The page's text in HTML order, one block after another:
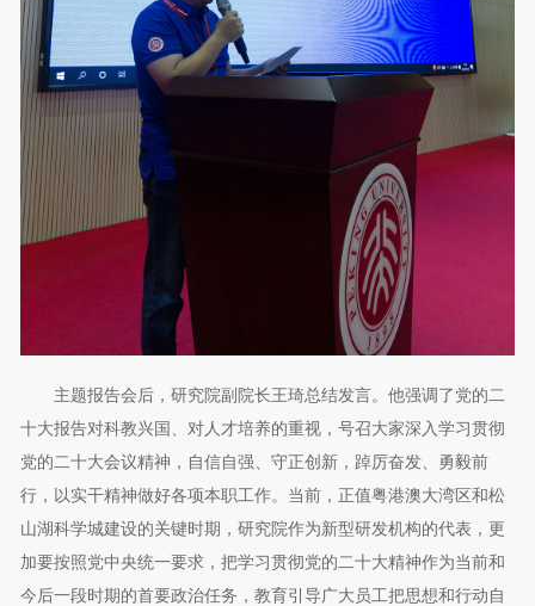
主题报告会后，研究院副院长王琦总结发言。他强调了党的二
十大报告对科教兴国、对人才培养的重视，号召大家深入学习贯彻
党的二十大会议精神，自信自强、守正创新，踔厉奋发、勇毅前
行，以实干精神做好各项本职工作。当前，正值粤港澳大湾区和松
山湖科学城建设的关键时期，研究院作为新型研发机构的代表，更
加要按照党中央统一要求，把学习贯彻党的二十大精神作为当前和
今后一段时期的首要政治任务，教育引导广大员工把思想和行动自